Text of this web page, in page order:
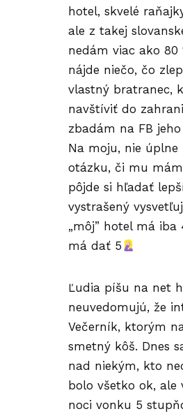
hotel, skvelé
ale z takej
nedám viac ako 80
nájde niečo, čo
vlastný bratranec,
navštíviť do
zbadám na FB
Na moju, nie
otázku, či mu
pôjde si hľadať
vystrašený
„môj” hotel má
má dať 5
Ľudia píšu na net
neuvedomujú, že
Večerník, ktorým
smetný kôš. Dnes
nad niekým, kto
bolo všetko ok, ale
noci vonku 5